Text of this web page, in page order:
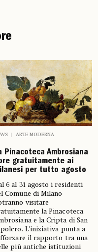
ARTE MODERNA
Pinacoteca Ambrosiana
gratuitamente ai
per tutto agosto
6 al 31 agosto i residenti
Comune di Milano
visitare
la Pinacoteca
e la Cripta di San
L'iniziativa punta a
il rapporto tra una
più antiche istituzioni